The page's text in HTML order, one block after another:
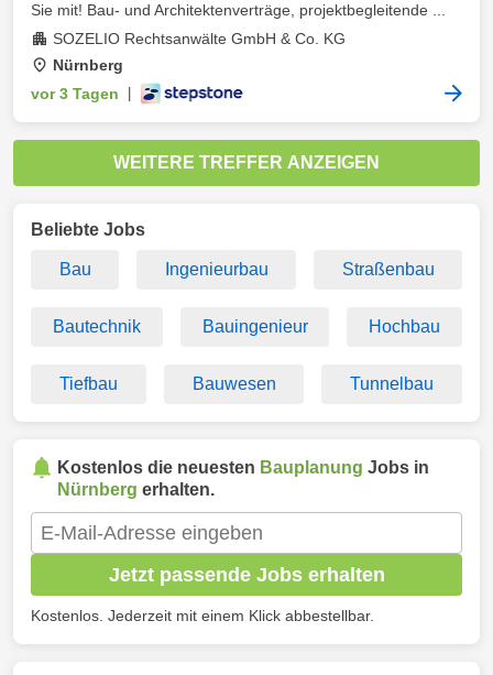
Sie mit! Bau- und Architektenverträge, projektbegleitende ...
SOZELIO Rechtsanwälte GmbH & Co. KG
Nürnberg
vor 3 Tagen
WEITERE TREFFER ANZEIGEN
Beliebte Jobs
Bau Ingenieurbau Straßenbau
Bautechnik Bauingenieur Hochbau
Tiefbau Bauwesen Tunnelbau
Kostenlos die neuesten Bauplanung Jobs in
Nürnberg erhalten.
Jetzt passende Jobs erhalten
Kostenlos. Jederzeit mit einem Klick abbestellbar.